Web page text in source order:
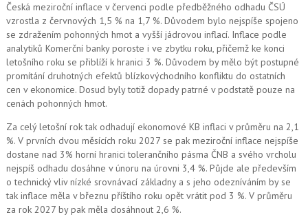
Česká meziroční inflace v červenci podle předběžného odhadu ČSÚ
vzrostla z červnových 1,5 % na 1,7 %. Důvodem bylo nejspíše spojeno
se zdražením pohonných hmot a vyšší jádrovou inflací. Inflace podle
analytiků Komerční banky poroste i ve zbytku roku, přičemž ke konci
letošního roku se přiblíží k hranici 3 %. Důvodem by mělo být postupné
promítání druhotných efektů blízkovýchodního konfliktu do ostatních
cen v ekonomice. Dosud byly totiž dopady patrné v podstatě pouze na
cenách pohonných hmot.
Za celý letošní rok tak odhadují ekonomové KB inflaci v průměru na 2,1
%. V prvních dvou měsících roku 2027 se pak meziroční inflace nejspíše
dostane nad 3% horní hranici tolerančního pásma ČNB a svého vrcholu
nejspíš odhadu dosáhne v únoru na úrovni 3,4 %. Půjde ale především
o technický vliv nízké srovnávací základny a s jeho odezníváním by se
tak inflace měla v březnu příštího roku opět vrátit pod 3 %. V průměru
za rok 2027 by pak měla dosáhnout 2,6 %.